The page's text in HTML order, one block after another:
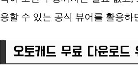
용할 수 있는 공식 뷰어를 활용
오토캐드 무료 다운로드